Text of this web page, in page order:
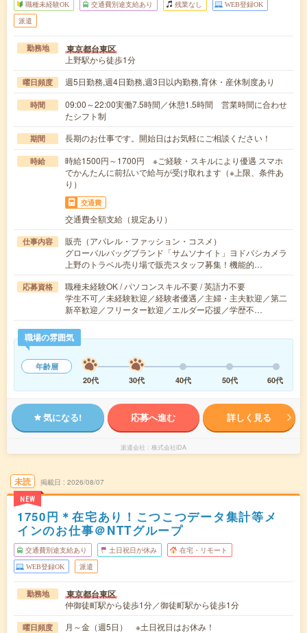
職種未経験OK 交通費別途支給あり 残業なし WEB登録OK
派遣
勤務地 東京都台東区
上野駅から徒歩1分
曜日頻度 週5日勤務,週4日勤務,週3日以内勤務,育休・産休制度あり
時間
09:00～22:00実働7.5時間／休憩1.5時間 営業時間に合わせ
たシフト制
期間 長期のお仕事です。開始日はお気軽にご相談ください！
時給
時給1500円～1700円 ※ご経験・スキルにより優遇 スマホ
でかんたんに前払いで給与が受け取れます（※上限、条件あ
り）
交通費
交通費全額支給（規定あり）
仕事内容
販売（アパレル・ファッション・コスメ）
グローバルバッグブランド「サムソナイト」ヨドバシカメラ
上野のトラベル売り場で販売スタッフ募集！機能的…
応募資格
職種未経験OK / パソコンスキル不要 / 英語力不要
学生不可／未経験歓迎／経験者優遇／主婦・主夫歓迎／第二
新卒歓迎／フリーター歓迎／エルダー応援／学歴不…
職場の雰囲気
年齢層
20代
30代 40代 50代 60代
気になる! 応募へ進む 詳しく見る
派遣会社 株式会社iDA
未読
NEW
掲載日 2026/08/07
1750円＊在宅あり！こつこつデータ集計等メ
インのお仕事＠NTTグループ
交通費別途支給あり 土日祝日が休み 在宅・リモート
WEB登録OK 派遣
勤務地 東京都台東区
仲御徒町駅から徒歩1分／御徒町駅から徒歩1分
曜日頻度 月～金（週5日） ※土日祝日はお休み！